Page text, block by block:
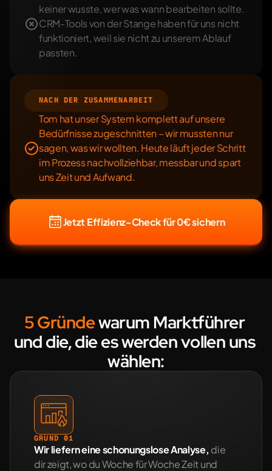
keiner wusste, wer was wann bearbeiten sollte.
CRM-Tools von der Stange haben für uns nicht
funktioniert, weil sie nicht zu unserem Ablauf
passten.
NACH DER ZUSAMMENARBEIT
Tom hat unser System komplett auf unsere
Bedürfnisse zugeschnitten – wir mussten nur
sagen, was wir wollten. Heute läuft jeder Schritt
im Prozess nachvollziehbar, messbar und spart
uns Zeit und Aufwand.
Jetzt Effizienz-Check für 0€ sichern
5 Gründe warum Marktführer
und die, die es werden vollen uns
wählen:
GRUND 01
Wir liefern eine schonungslose Analyse, die
dir zeigt, wo du Woche für Woche Zeit und